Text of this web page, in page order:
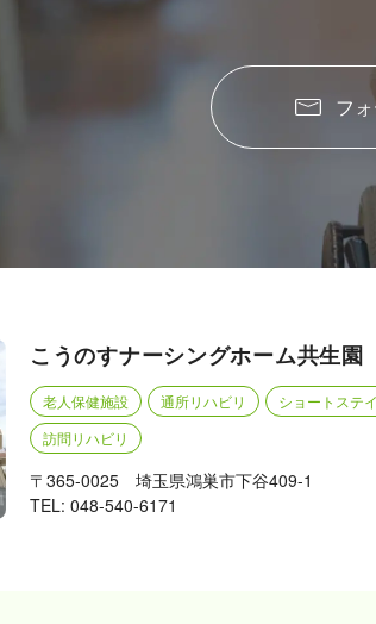
フ
こうのすナーシングホーム共生園
老人保健施設 通所リハビリ
ショートステイ
訪問リハビリ
〒365-0025 埼玉県鴻巣市下谷409-1
TEL: 048-540-6171